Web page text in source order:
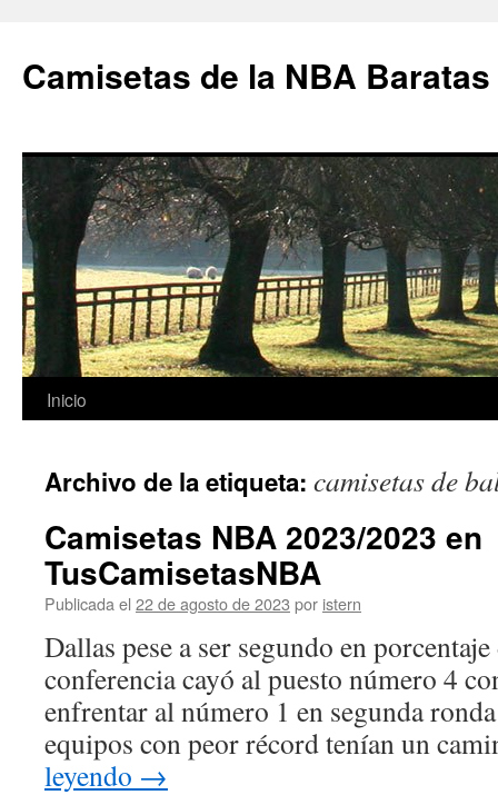
Camisetas de la NBA
Saltar
contenido
Inicio
Archivo de la etiqueta: camisetas de
Camisetas NBA 2023/2023 en
TusCamisetasNBA
Publicada el 22 de agosto de 2023 por istern
Dallas pese a ser segundo en
conferencia cayó al puesto número 4
enfrentar al número 1 en segunda
equipos con peor récord tenían un
leyendo →